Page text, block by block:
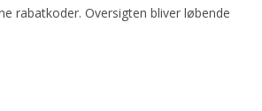
rabatkoder. Oversigten bliver løbende